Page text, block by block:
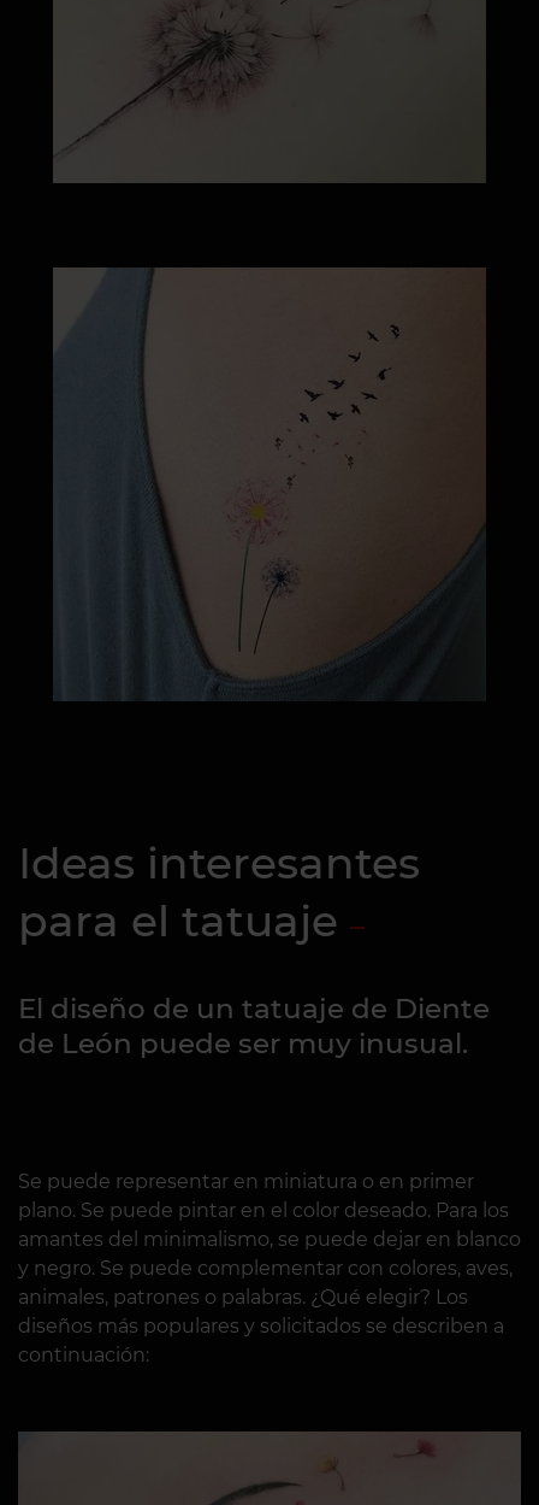
Ideas interesantes
para el tatuaje
El diseño de un tatuaje de Diente
de León puede ser muy inusual.
Se puede representar en miniatura o en primer
plano. Se puede pintar en el color deseado. Para los
amantes del minimalismo, se puede dejar en blanco
y negro. Se puede complementar con colores, aves,
animales, patrones o palabras. ¿Qué elegir? Los
diseños más populares y solicitados se describen a
continuación: